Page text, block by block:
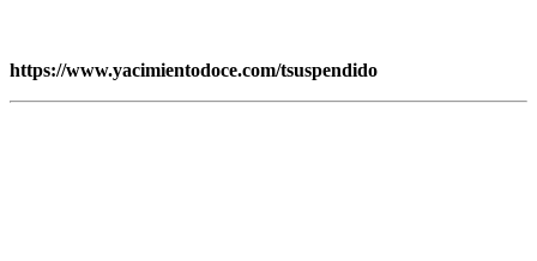
https://www.yacimientodoce.com/tsuspendido